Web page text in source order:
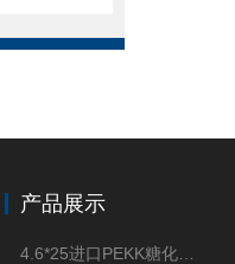
产品展示